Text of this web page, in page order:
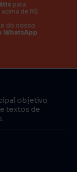
para
de R$
do nosso
WhatsApp
objetivo
textos de